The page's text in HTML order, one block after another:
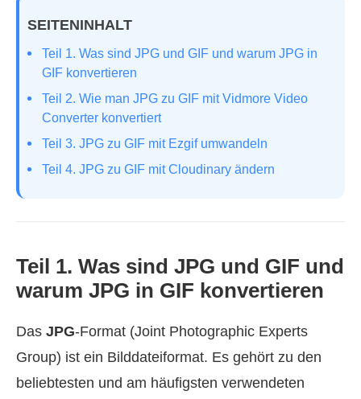
SEITENINHALT
Teil 1. Was sind JPG und GIF und warum JPG in
GIF konvertieren
Teil 2. Wie man JPG zu GIF mit Vidmore Video
Converter konvertiert
Teil 3. JPG zu GIF mit Ezgif umwandeln
Teil 4. JPG zu GIF mit Cloudinary ändern
Teil 1. Was sind JPG und GIF und
warum JPG in GIF konvertieren
Das JPG-Format (Joint Photographic Experts
Group) ist ein Bilddateiformat. Es gehört zu den
beliebtesten und am häufigsten verwendeten